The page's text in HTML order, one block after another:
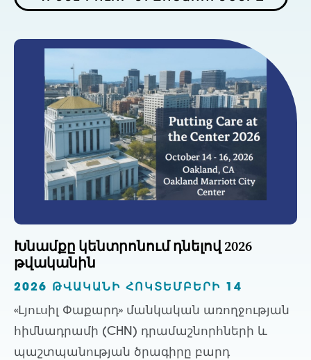
Խնամքը կենտրոնում դնելով 2026
թվականին
2026 ԹՎԱԿԱՆԻ ՀՈԿՏԵՄԲԵՐԻ 14
«Լյուսիլ Փաքարդ» մանկական առողջության
հիմնադրամի (CHN) դրամաշնորհների և
պաշտպանության ծրագիրը բարդ